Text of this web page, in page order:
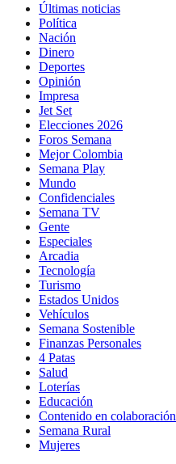
Últimas noticias
Política
Nación
Dinero
Deportes
Opinión
Impresa
Jet Set
Elecciones 2026
Foros Semana
Mejor Colombia
Semana Play
Mundo
Confidenciales
Semana TV
Gente
Especiales
Arcadia
Tecnología
Turismo
Estados Unidos
Vehículos
Semana Sostenible
Finanzas Personales
4 Patas
Salud
Loterías
Educación
Contenido en colaboración
Semana Rural
Mujeres